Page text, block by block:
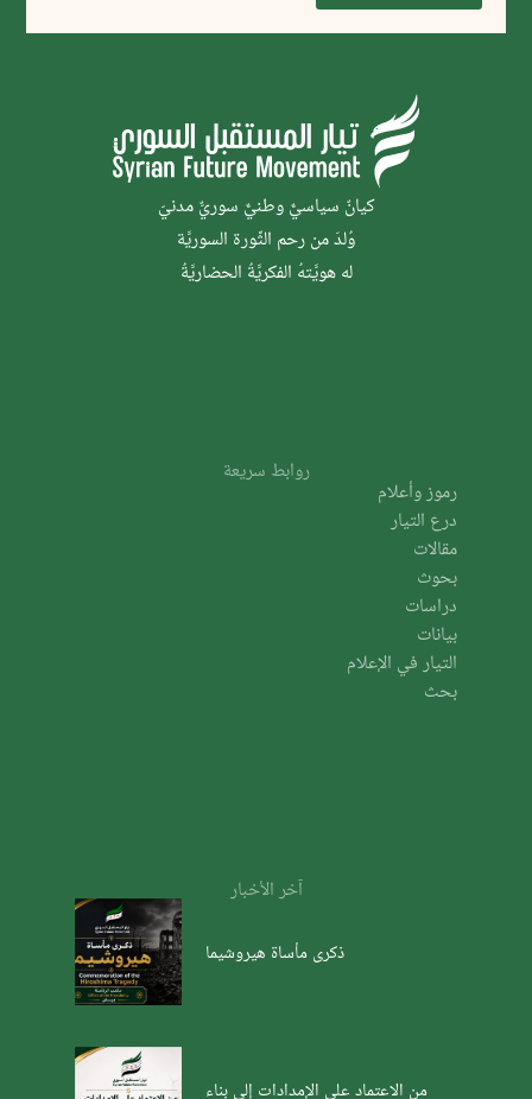
كيانٌ سياسيٌّ وطنيٌّ سوريٌّ مدنيّ
وُلدَ من رحم الثَّورة السوريَّة
له هويَّتهُ الفكريَّةُ الحضاريَّةُ
روابط سريعة
رموز وأعلام
درع التيار
مقالات
بحوث
دراسات
بيانات
التيار في الإعلام
بحث
آخر الأخبار
ذكرى مأساة هيروشيما
من الاعتماد على الإمدادات إلى بناء